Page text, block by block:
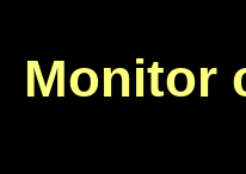
Monitor